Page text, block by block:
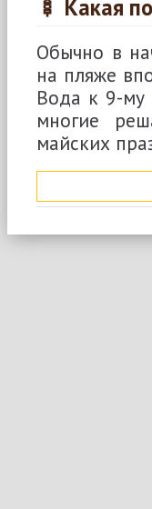
🍢 Какая
Обычно в
на пляже
Вода к 9-му
многие
майских